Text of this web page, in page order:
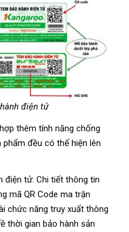
điện tử
thêm tính năng chống
đều có thể hiện lên
điện tử: Chi tiết thông tin
mã QR Code ma trận
chức năng truy xuất thông
thời gian bảo hành sản